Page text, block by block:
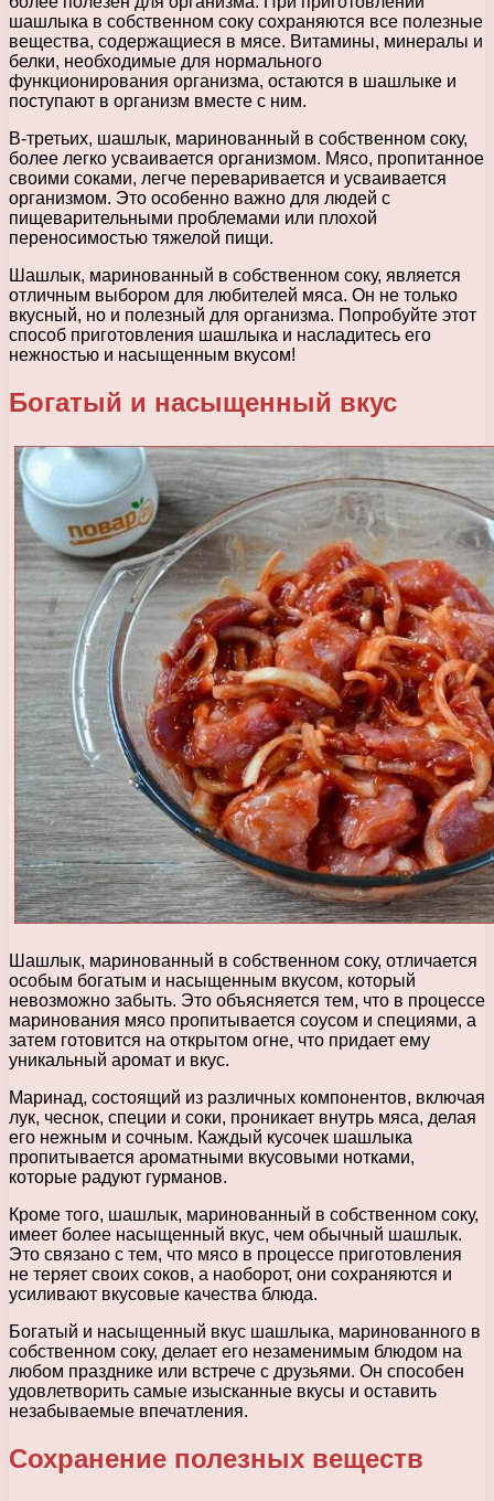
шашлыка в собственном соку сохраняются все полезные
вещества, содержащиеся в мясе. Витамины, минералы и
белки, необходимые для нормального
функционирования организма, остаются в шашлыке и
поступают в организм вместе с ним.
В-третьих, шашлык, маринованный в собственном соку,
более легко усваивается организмом. Мясо, пропитанное
своими соками, легче переваривается и усваивается
организмом. Это особенно важно для людей с
пищеварительными проблемами или плохой
переносимостью тяжелой пищи.
Шашлык, маринованный в собственном соку, является
отличным выбором для любителей мяса. Он не только
вкусный, но и полезный для организма. Попробуйте этот
способ приготовления шашлыка и насладитесь его
нежностью и насыщенным вкусом!
Богатый и насыщенный вкус
Шашлык, маринованный в собственном соку, отличается
особым богатым и насыщенным вкусом, который
невозможно забыть. Это объясняется тем, что в процессе
маринования мясо пропитывается соусом и специями, а
затем готовится на открытом огне, что придает ему
уникальный аромат и вкус.
Маринад, состоящий из различных компонентов, включая
лук, чеснок, специи и соки, проникает внутрь мяса, делая
его нежным и сочным. Каждый кусочек шашлыка
пропитывается ароматными вкусовыми нотками,
которые радуют гурманов.
Кроме того, шашлык, маринованный в собственном соку,
имеет более насыщенный вкус, чем обычный шашлык.
Это связано с тем, что мясо в процессе приготовления
не теряет своих соков, а наоборот, они сохраняются и
усиливают вкусовые качества блюда.
Богатый и насыщенный вкус шашлыка, маринованного в
собственном соку, делает его незаменимым блюдом на
любом празднике или встрече с друзьями. Он способен
удовлетворить самые изысканные вкусы и оставить
незабываемые впечатления.
Сохранение полезных веществ